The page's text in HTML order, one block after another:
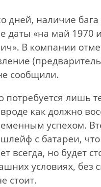
дней, наличие
даты «на май 1970
В компании
сообщили.
потребуется лишь
как должно
успехом.
с батареи,
всегда, но будет
условиях, без
стоит.